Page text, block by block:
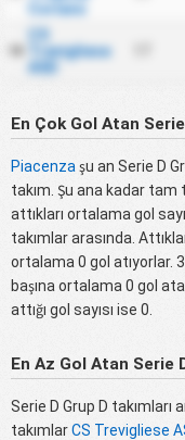
Trevigliese
En Çok Gol Atan
Piacenza şu an Serie D
takım. Şu ana kadar tam
attıkları ortalama gol
takımlar arasında.
ortalama 0 gol atıyorlar.
başına ortalama 0 gol
attığı gol sayısı ise 0.
En Az Gol Atan Serie
Serie D Grup D takımları
takımlarCS Trevigliese